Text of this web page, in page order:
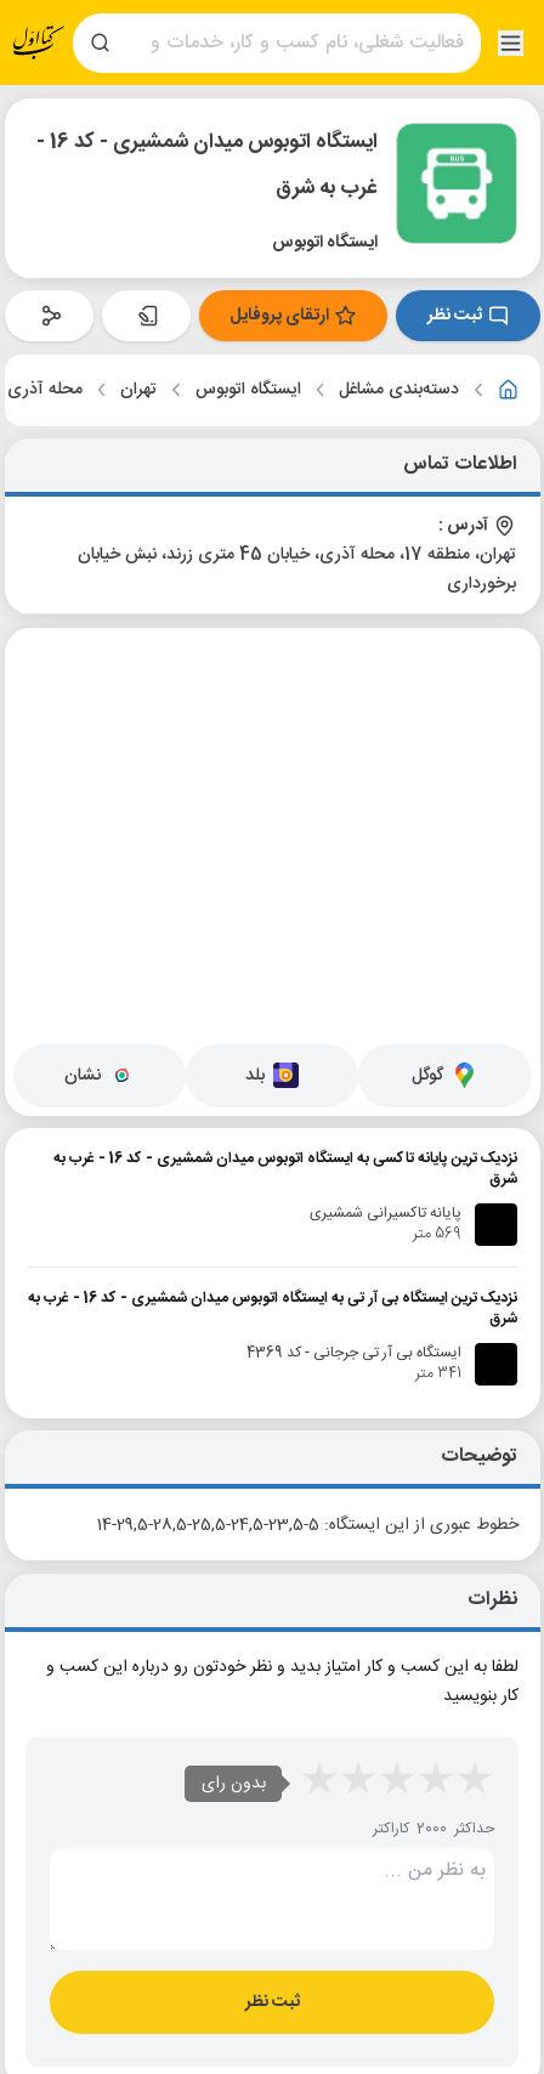
ایستگاه اتوبوس میدان شمشیری - کد 16 -
غرب به شرق
ایستگاه اتوبوس
ثبت نظر ارتقای پروفایل
دسته‌بندی مشاغل ایستگاه اتوبوس تهران محله آذری
اطلاعات تماس
آدرس :
تهران، منطقه 17، محله آذری، خیابان 45 متری زرند، نبش خیابان
برخورداری
گوگل بلد نشان
نزدیک ترین پایانه تاکسی به ایستگاه اتوبوس میدان شمشیری - کد 16 - غرب به
شرق
پایانه تاکسیرانی شمشیری
569 متر
نزدیک ترین ایستگاه بی آر تی به ایستگاه اتوبوس میدان شمشیری - کد 16 - غرب به
شرق
ایستگاه بی آر تی جرجانی - کد 4369
341 متر
توضیحات
خطوط عبوری از این ایستگاه: 5-23,5-24,5-25,5-28,5-29,5-14
نظرات
لطفا به این کسب و کار امتیاز بدید و نظر خودتون رو درباره این کسب و
کار بنویسید
بدون رای
حداکثر 2000 کاراکتر
ثبت نظر